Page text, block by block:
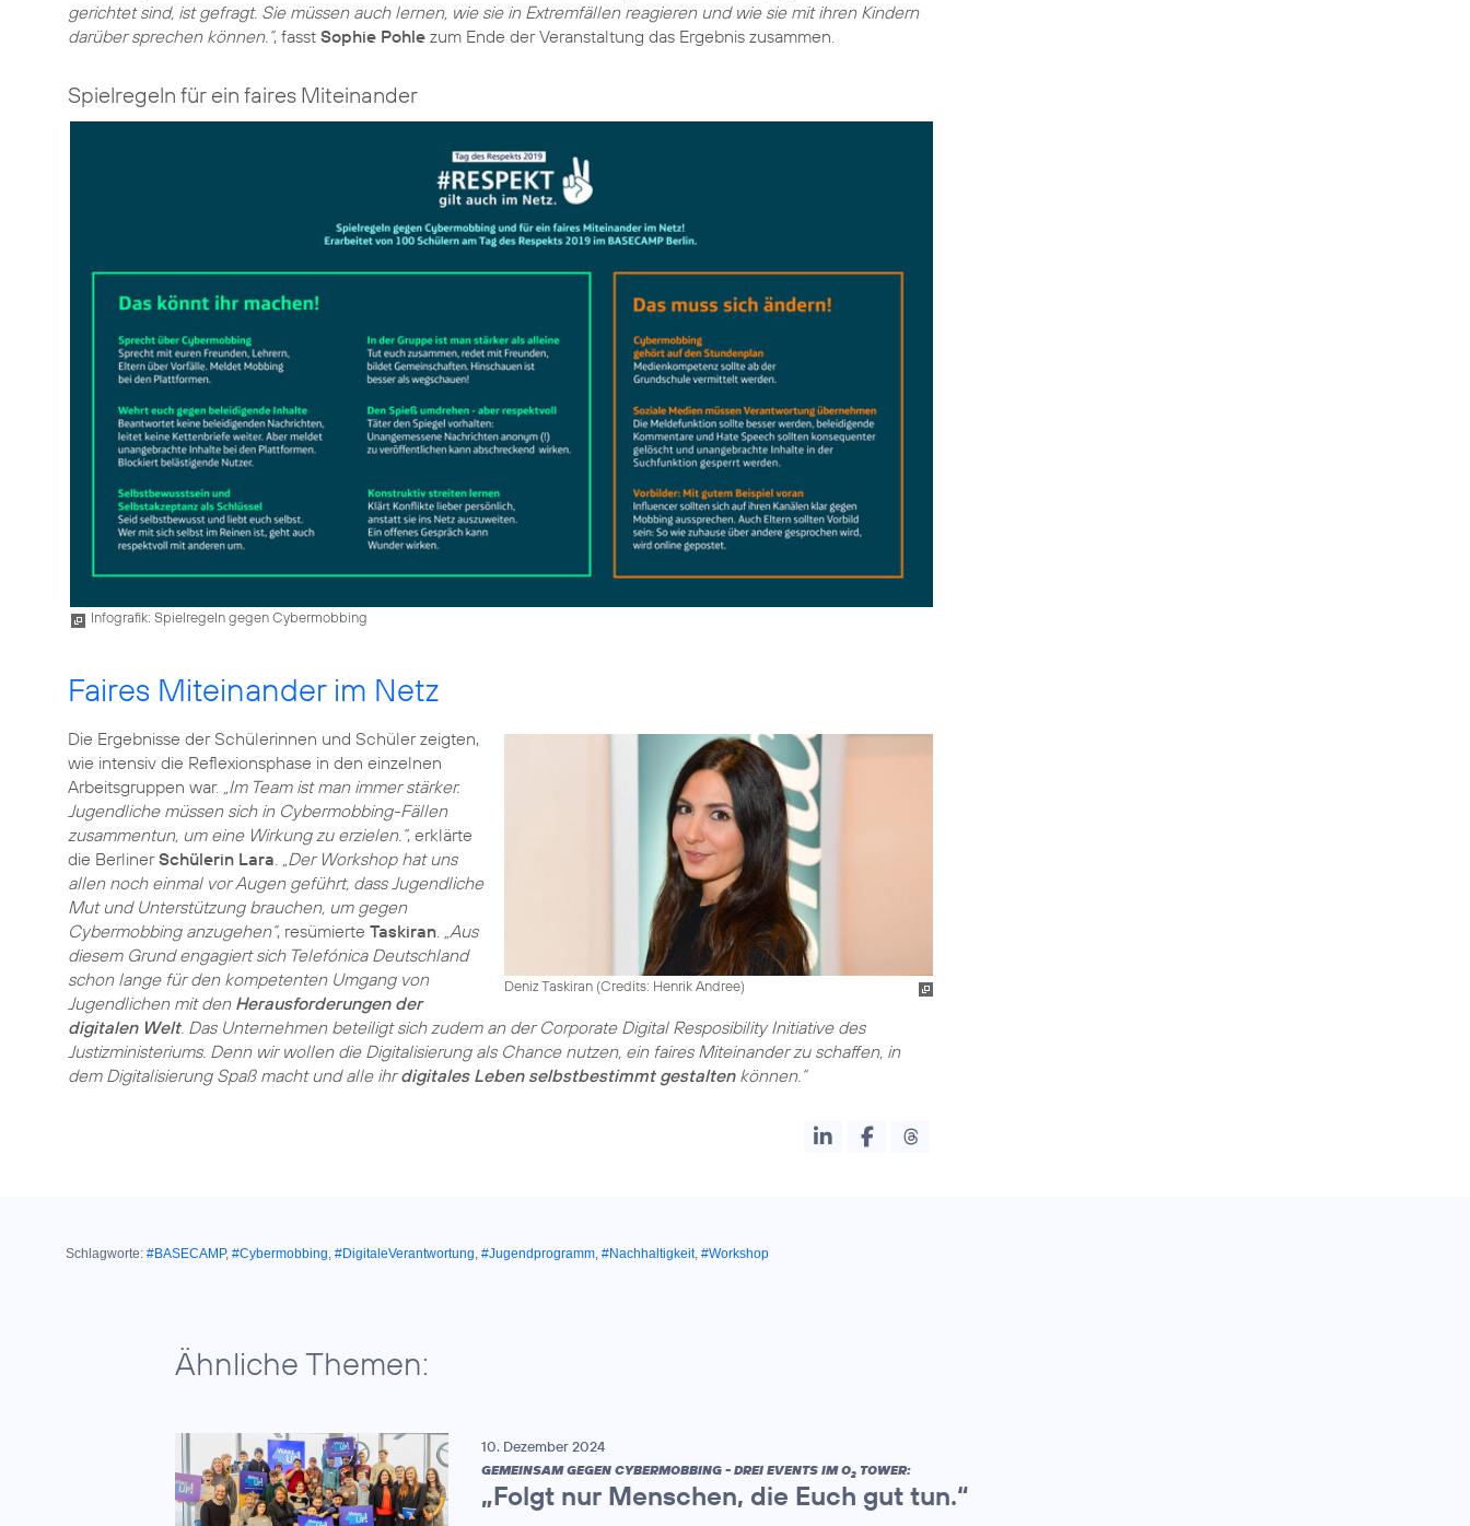
gerichtet sind, ist gefragt. Sie müssen auch lernen, wie sie in Extremfällen reagieren und wie sie mit ihren Kindern
darüber sprechen können.“, fasst Sophie Pohle
Spielregeln für ein faires Miteinander
Infografik: Spielregeln gegen Cybermobbing
Faires Miteinander im Netz
Deniz Taskiran (Credits: Henrik Andree)
Die Ergebnisse der Schülerinnen und Schüler zeigten,
wie intensiv die Reflexionsphase in den einzelnen
Arbeitsgruppen war. „Im Team ist man immer stärker.
Jugendliche müssen sich in Cybermobbing-Fällen
zusammentun, um eine Wirkung zu erzielen.“, erklärte
die BerlinerSchülerin Lara
„Der Workshop hat uns
allen noch einmal vor Augen geführt, dass Jugendliche
Mut und Unterstützung brauchen, um gegen
Cybermobbing anzugehen“, resümierte Taskiran
„Aus
diesem Grund engagiert sich Telefónica Deutschland
schon lange für den kompetenten Umgang von
Jugendlichen mit den Herausforderungen der
digitalen Welt. Das Unternehmen beteiligt sich zudem an der Corporate Digital Resposibility Initiative des
Justizministeriums. Denn wir wollen die Digitalisierung als Chance nutzen, ein faires Miteinander zu schaffen, in
dem Digitalisierung Spaß macht und alle ihrdigitales Leben selbstbestimmt gestaltenkönnen.“
Schlagworte: #BASECAMP, #Cybermobbing, #DigitaleVerantwortung, #Jugendprogramm, #Nachhaltigkeit, #Workshop
Ähnliche Themen:
10. Dezember 2024
GEMEINSAM GEGEN CYBERMOBBING - DREI EVENTS IM O2 TOWER:
„Folgt nur Menschen, die Euch gut tun.“